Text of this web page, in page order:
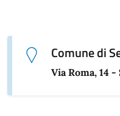
Comune di
Via Roma, 14